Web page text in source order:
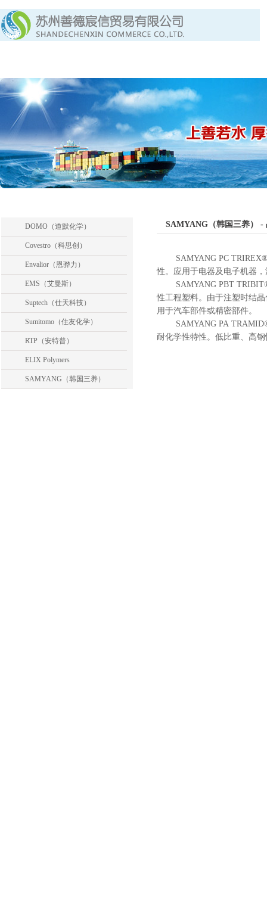
DOMO（道默化学）
Covestro（科思创）
Envalior（恩骅力）
EMS（艾曼斯）
Suptech（仕天科技）
Sumitomo（住友化学）
RTP（安特普）
ELIX Polymers
SAMYANG（韩国三养）
SAMYANG（韩国三养） -
SAMYANG PC
性。应用于电器及电子机器
SAMYANG PBT
性工程塑料。由于注塑时结
用于汽车部件或精密部件。
SAMYANG PA
耐化学性特性。低比重、高